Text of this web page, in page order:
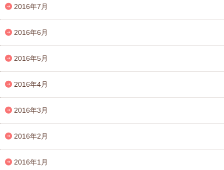
2016年7月
2016年6月
2016年5月
2016年4月
2016年3月
2016年2月
2016年1月